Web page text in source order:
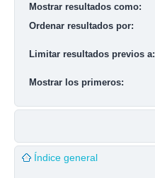
Mostrar resultados como:
Ordenar resultados por:
Limitar resultados previos a:
Mostrar los primeros:
Índice general